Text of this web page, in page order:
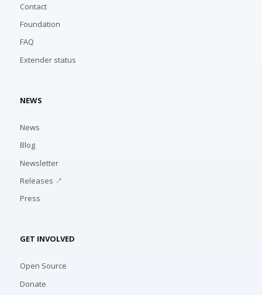
Contact
Foundation
FAQ
Extender status
NEWS
News
Blog
Newsletter
Releases ↗
Press
GET INVOLVED
Open Source
Donate